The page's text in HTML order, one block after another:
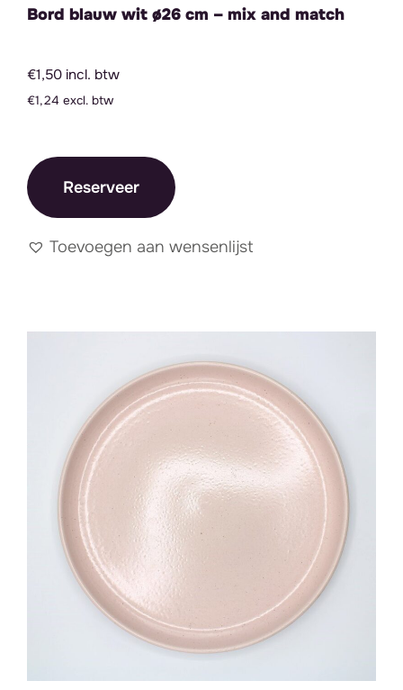
Bord blauw wit ø26 cm – mix and match
€1,50 incl. btw
€1,24 excl. btw
Reserveer
Toevoegen aan wensenlijst